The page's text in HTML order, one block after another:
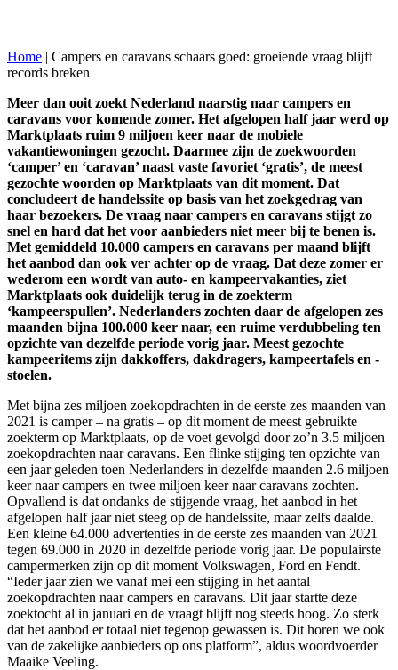
Home | Campers en caravans schaars goed: groeiende vraag blijft
records breken
Meer dan ooit zoekt Nederland naarstig naar campers en
caravans voor komende zomer. Het afgelopen half jaar werd op
Marktplaats ruim 9 miljoen keer naar de mobiele
vakantiewoningen gezocht. Daarmee zijn de zoekwoorden
‘camper’ en ‘caravan’ naast vaste favoriet ‘gratis’, de meest
gezochte woorden op Marktplaats van dit moment. Dat
concludeert de handelssite op basis van het zoekgedrag van
haar bezoekers. De vraag naar campers en caravans stijgt zo
snel en hard dat het voor aanbieders niet meer bij te benen is.
Met gemiddeld 10.000 campers en caravans per maand blijft
het aanbod dan ook ver achter op de vraag. Dat deze zomer er
wederom een wordt van auto- en kampeervakanties, ziet
Marktplaats ook duidelijk terug in de zoekterm
‘kampeerspullen’. Nederlanders zochten daar de afgelopen zes
maanden bijna 100.000 keer naar, een ruime verdubbeling ten
opzichte van dezelfde periode vorig jaar. Meest gezochte
kampeeritems zijn dakkoffers, dakdragers, kampeertafels en -
stoelen.
Met bijna zes miljoen zoekopdrachten in de eerste zes maanden van
2021 is camper – na gratis – op dit moment de meest gebruikte
zoekterm op Marktplaats, op de voet gevolgd door zo’n 3.5 miljoen
zoekopdrachten naar caravans. Een flinke stijging ten opzichte van
een jaar geleden toen Nederlanders in dezelfde maanden 2.6 miljoen
keer naar campers en twee miljoen keer naar caravans zochten.
Opvallend is dat ondanks de stijgende vraag, het aanbod in het
afgelopen half jaar niet steeg op de handelssite, maar zelfs daalde.
Een kleine 64.000 advertenties in de eerste zes maanden van 2021
tegen 69.000 in 2020 in dezelfde periode vorig jaar. De populairste
campermerken zijn op dit moment Volkswagen, Ford en Fendt.
“Ieder jaar zien we vanaf mei een stijging in het aantal
zoekopdrachten naar campers en caravans. Dit jaar startte deze
zoektocht al in januari en de vraagt blijft nog steeds hoog. Zo sterk
dat het aanbod er totaal niet tegenop gewassen is. Dit horen we ook
van de zakelijke aanbieders op ons platform”, aldus woordvoerder
Maaike Veeling.